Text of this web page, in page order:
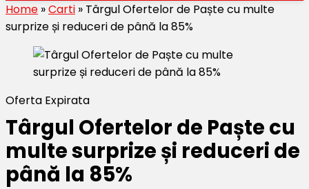
Home »Carti » Târgul Ofertelor de Paște cu multe
surprize și reduceri de până la 85%
Oferta Expirata
Târgul Ofertelor de Paște cu
multe surprize și reduceri de
până la 85%